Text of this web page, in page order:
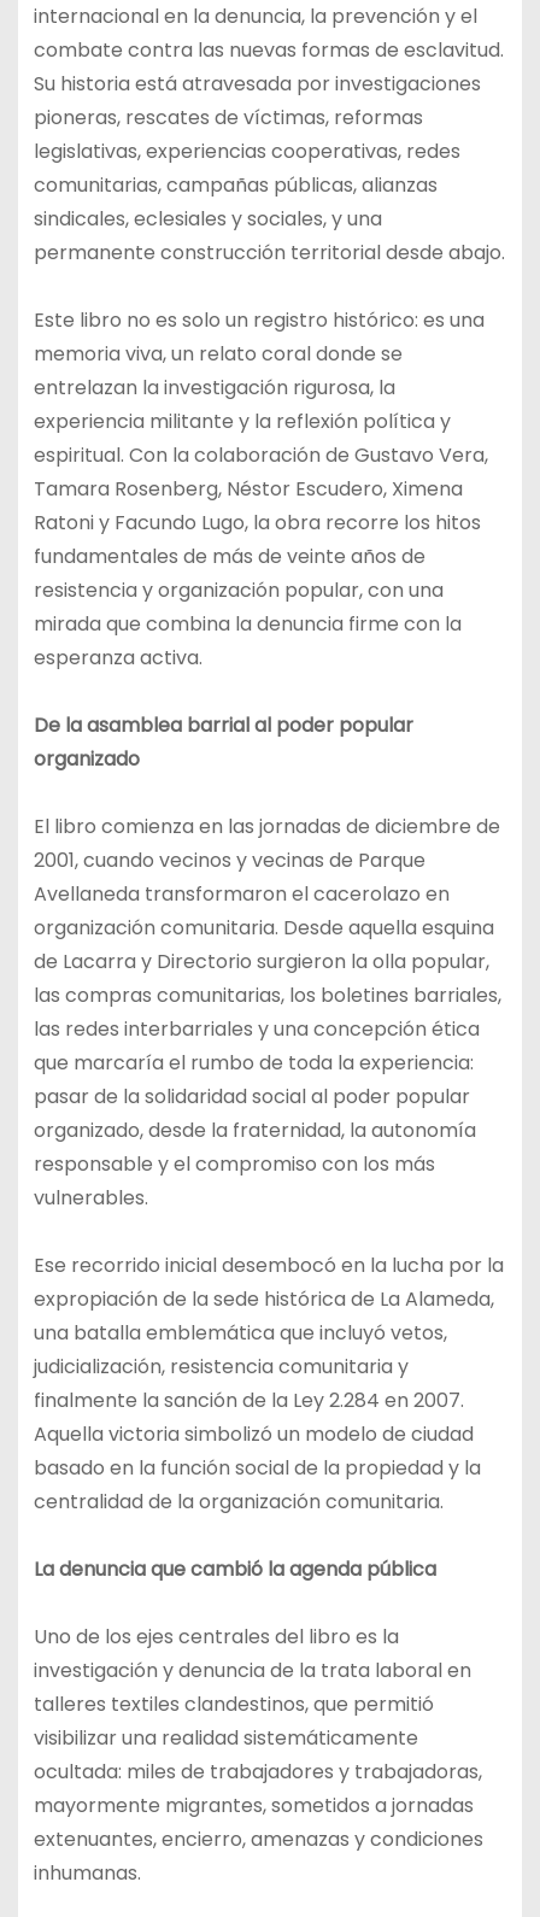
internacional en la denuncia, la prevención y el
combate contra las nuevas formas de esclavitud.
Su historia está atravesada por investigaciones
pioneras, rescates de víctimas, reformas
legislativas, experiencias cooperativas, redes
comunitarias, campañas públicas, alianzas
sindicales, eclesiales y sociales, y una
permanente construcción territorial desde abajo.
Este libro no es solo un registro histórico: es una
memoria viva, un relato coral donde se
entrelazan la investigación rigurosa, la
experiencia militante y la reflexión política y
espiritual. Con la colaboración de Gustavo Vera,
Tamara Rosenberg, Néstor Escudero, Ximena
Ratoni y Facundo Lugo, la obra recorre los hitos
fundamentales de más de veinte años de
resistencia y organización popular, con una
mirada que combina la denuncia firme con la
esperanza activa.
De la asamblea barrial al poder popular
organizado
El libro comienza en las jornadas de diciembre de
2001, cuando vecinos y vecinas de Parque
Avellaneda transformaron el cacerolazo en
organización comunitaria. Desde aquella esquina
de Lacarra y Directorio surgieron la olla popular,
las compras comunitarias, los boletines barriales,
las redes interbarriales y una concepción ética
que marcaría el rumbo de toda la experiencia:
pasar de la solidaridad social al poder popular
organizado, desde la fraternidad, la autonomía
responsable y el compromiso con los más
vulnerables.
Ese recorrido inicial desembocó en la lucha por la
expropiación de la sede histórica de La Alameda,
una batalla emblemática que incluyó vetos,
judicialización, resistencia comunitaria y
finalmente la sanción de la Ley 2.284 en 2007.
Aquella victoria simbolizó un modelo de ciudad
basado en la función social de la propiedad y la
centralidad de la organización comunitaria.
La denuncia que cambió la agenda pública
Uno de los ejes centrales del libro es la
investigación y denuncia de la trata laboral en
talleres textiles clandestinos, que permitió
visibilizar una realidad sistemáticamente
ocultada: miles de trabajadores y trabajadoras,
mayormente migrantes, sometidos a jornadas
extenuantes, encierro, amenazas y condiciones
inhumanas.